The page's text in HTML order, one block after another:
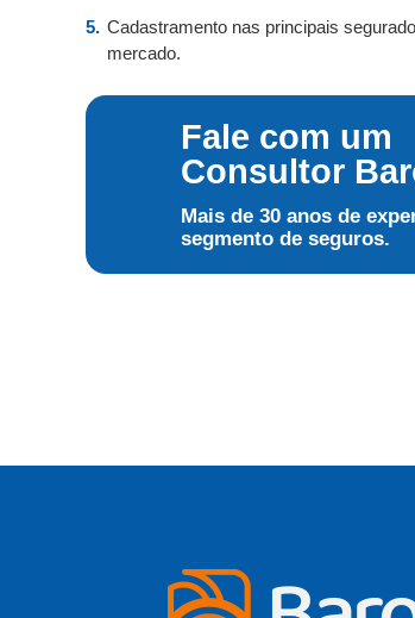
Cadastramento nas principais
mercado.
Fale com um
Consultor
Mais de 30 anos de
segmento de seguros.